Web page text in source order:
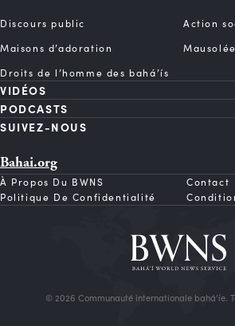
Discours public
Action
Maisons d’adoration
Droits de l’homme des bahá’ís
VIDÉOS
PODCASTS
SUIVEZ-NOUS
Bahai.org
À Propos Du BWNS
Contact
Politique De Confidentialité
© 2026 Communauté internationale bahá’íe.